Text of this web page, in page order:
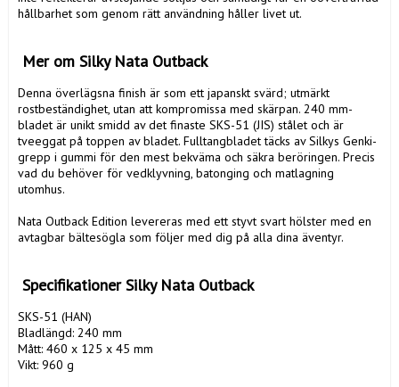
hållbarhet som genom rätt användning håller livet ut.
Mer om Silky Nata Outback
Denna överlägsna finish är som ett japanskt svärd; utmärkt
rostbeständighet, utan att kompromissa med skärpan. 240 mm-
bladet är unikt smidd av det finaste SKS-51 (JIS) stålet och är
tveeggat på toppen av bladet. Fulltangbladet täcks av Silkys Genki-
grepp i gummi för den mest bekväma och säkra beröringen. Precis
vad du behöver för vedklyvning, batonging och matlagning
utomhus.
Nata Outback Edition levereras med ett styvt svart hölster med en
avtagbar bältesögla som följer med dig på alla dina äventyr.
Specifikationer Silky Nata Outback
SKS-51 (HAN)
Bladlängd: 240 mm
Mått: 460 x 125 x 45 mm
Vikt: 960 g